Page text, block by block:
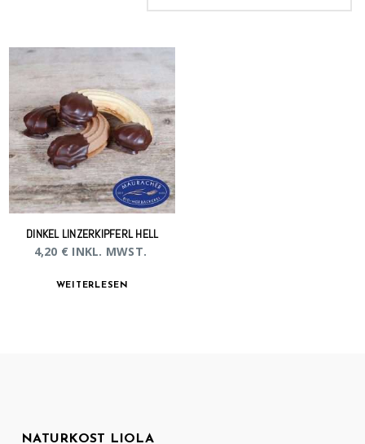
DINKEL LINZERKIPFERL HELL
4,20 € INKL. MWST.
WEITERLESEN
NATURKOST LIOLA